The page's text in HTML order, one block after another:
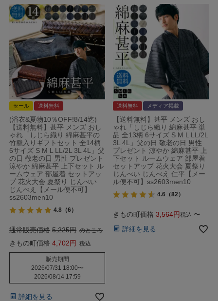
セール 送料無料
(浴衣&夏物10％OFF!8/14迄)
【送料無料】甚平 メンズ おし
ゃれ「しじら織り 綿麻甚平の
竹籠入りギフトセット 全14柄
6サイズ S M L LL/2L 3L 4L」父
の日 敬老の日 男性 プレゼント
涼やか 綿麻甚平 上下セット ル
ームウェア 部屋着 セットアッ
プ 花火大会 夏祭り じんべい
じんべえ【メール便不可】
ss2603men10
4.8 （6）
通常販売価格 5,225 のところ
きもの町価格 4,702 税込
販売期間
2026/07/31 18:00〜
2026/08/14 17:59
詳細を見る
送料無料 メディア掲載
【送料無料】甚平 メンズ おし
ゃれ「しじら織り 綿麻甚平 単
品 全13柄 6サイズ S M L LL/2L
3L 4L」父の日 敬老の日 男性
プレゼント 涼やか 綿麻甚平 上
下セット ルームウェア 部屋着
セットアップ 花火大会 夏祭り
じんべい じんべえ 仁平【メー
ル便不可】ss2603men10
4.6 （82）
きもの町価格 3,564 税込 〜
詳細を見る